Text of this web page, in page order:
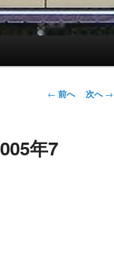
投
ビ
← 前へ 次へ→
年7